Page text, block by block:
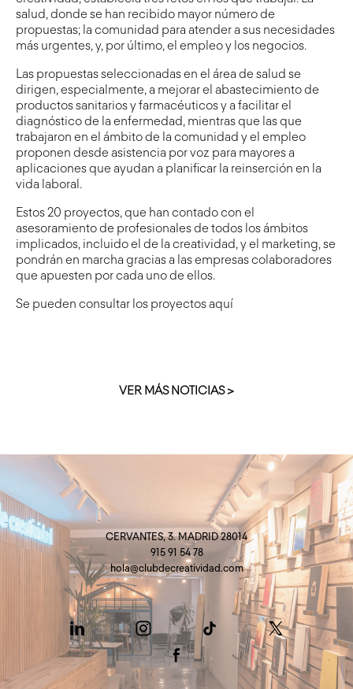
salud, donde se han recibido mayor número de
propuestas; la comunidad para atender a sus necesidades
más urgentes, y, por último, el empleo y los negocios.
Las propuestas seleccionadas en el área de salud se
dirigen, especialmente, a mejorar el abastecimiento de
productos sanitarios y farmacéuticos y a facilitar el
diagnóstico de la enfermedad, mientras que las que
trabajaron en el ámbito de la comunidad y el empleo
proponen desde asistencia por voz para mayores a
aplicaciones que ayudan a planificar la reinserción en la
vida laboral.
Estos 20 proyectos, que han contado con el
asesoramiento de profesionales de todos los ámbitos
implicados, incluido el de la creatividad, y el marketing, se
pondrán en marcha gracias a las empresas colaboradores
que apuesten por cada uno de ellos.
Se pueden consultar los proyectosaquí
VER MÁS NOTICIAS >
CERVANTES, 3. MADRID 28014
915 91 54 78
hola@clubdecreatividad.com